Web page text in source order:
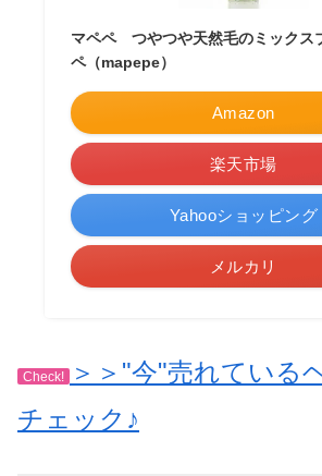
マペペ つやつや天然毛のミックス
ペ（mapepe）
Amazon
楽天市場
Yahooショッピング
メルカリ
Check!
＞＞"今"売れている
チェック♪